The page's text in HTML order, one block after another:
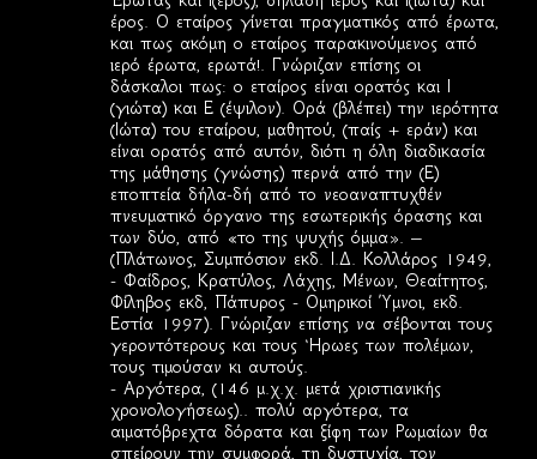
έρος. Ο εταίρος γίνεται πραγματικός από έρωτα,
και πως ακόμη ο εταίρος παρακινούμενος από
ιερό έρωτα, ερωτά!. Γνώριζαν επίσης οι
δάσκαλοι πως: ο εταίρος είναι ορατός και Ι
(γιώτα) και Ε (έψιλον). Ορά (βλέπει) την ιερότητα
(Ιώτα) του εταίρου, μαθητού, (παίς + εράν) και
είναι ορατός από αυτόν, διότι η όλη διαδικασία
της μάθησης (γνώσης) περνά από την (Ε)
εποπτεία δήλα-δή από το νεοαναπτυχθέν
πνευματικό όργανο της εσωτερικής όρασης και
των δύο, από «το της ψυχής όμμα». –
(Πλάτωνος, Συμπόσιον εκδ. Ι.Δ. Κολλάρος 1949,
- Φαίδρος, Κρατύλος, Λάχης, Μένων, Θεαίτητος,
Φίληβος εκδ, Πάπυρος - Ομηρικοί Ύμνοι, εκδ.
Εστία 1997). Γνώριζαν επίσης να σέβονται τους
γεροντότερους και τους ‘Ηρωες των πολέμων,
τους τιμούσαν κι αυτούς.
- Αργότερα, (146 μ.χ.χ. μετά χριστιανικής
χρονολογήσεως).. πολύ αργότερα, τα
αιματόβρεχτα δόρατα και ξίφη των Ρωμαίων θα
σπείρουν την συμφορά, τη δυστυχία, τον